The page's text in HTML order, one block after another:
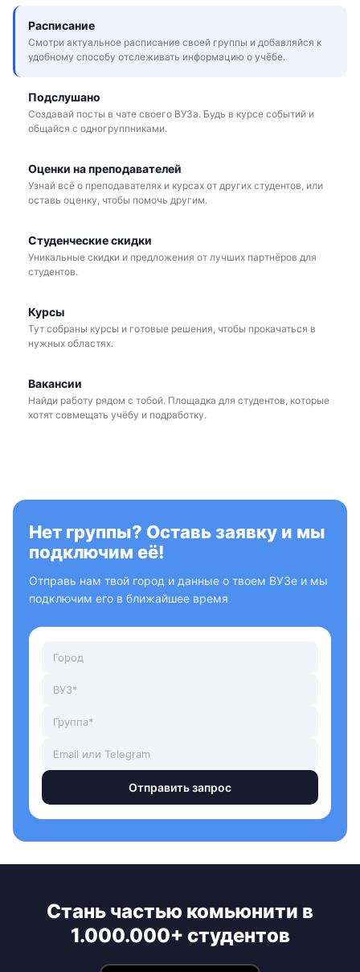
Расписание
Смотри актуальное расписание своей группы и добавляйся к
удобному способу отслеживать информацию о учёбе.
Подслушано
Создавай посты в чате своего ВУЗа. Будь в курсе событий и
общайся с одногруппниками.
Оценки на преподавателей
Узнай всё о преподавателях и курсах от других студентов, или
оставь оценку, чтобы помочь другим.
Студенческие скидки
Уникальные скидки и предложения от лучших партнёров для
студентов.
Курсы
Тут собраны курсы и готовые решения, чтобы прокачаться в
нужных областях.
Вакансии
Найди работу рядом с тобой. Площадка для студентов, которые
хотят совмещать учёбу и подработку.
Нет группы? Оставь заявку и мы
подключим её!
Отправь нам твой город и данные о твоем ВУЗе и мы
подключим его в ближайшее время
Отправить запрос
Стань частью комьюнити в
1.000.000+ студентов